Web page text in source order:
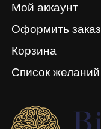
Мой аккаунт
Оформить заказ
Корзина
Список желаний